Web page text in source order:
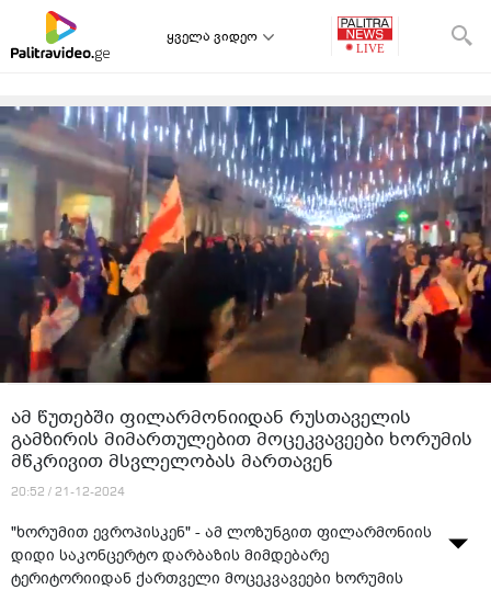
ყველა ვიდეო
ამ წუთებში ფილარმონიიდან რუსთაველის
გამზირის მიმართულებით მოცეკვავეები ხორუმის
მწკრივით მსვლელობას მართავენ
20:52 / 21-12-2024
"ხორუმით ევროპისკენ" - ამ ლოზუნგით ფილარმონიის
დიდი საკონცერტო დარბაზის მიმდებარე
ტერიტორიიდან ქართველი მოცეკვავეები ხორუმის